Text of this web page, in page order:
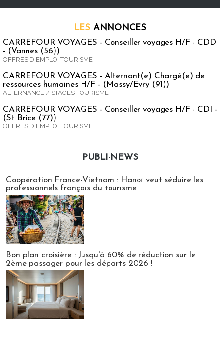
LES ANNONCES
CARREFOUR VOYAGES - Conseiller voyages H/F - CDD
- (Vannes (56))
OFFRES D'EMPLOI TOURISME
CARREFOUR VOYAGES - Alternant(e) Chargé(e) de
ressources humaines H/F - (Massy/Evry (91))
ALTERNANCE / STAGES TOURISME
CARREFOUR VOYAGES - Conseiller voyages H/F - CDI -
(St Brice (77))
OFFRES D'EMPLOI TOURISME
PUBLI-NEWS
Coopération France-Vietnam : Hanoï veut séduire les
professionnels français du tourisme
Bon plan croisière : Jusqu'à 60% de réduction sur le
2ème passager pour les départs 2026 !